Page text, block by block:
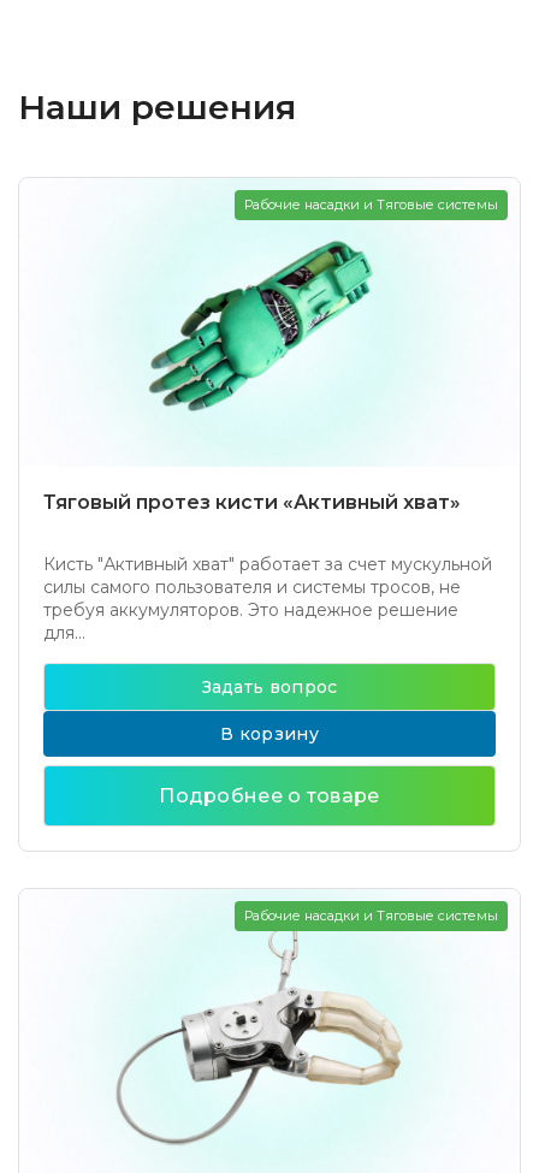
Наши решения
Тяговый протез кисти «Активный хват»
Кисть "Активный хват" работает за счет мускульной
силы самого пользователя и системы тросов, не
требуя аккумуляторов. Это надежное решение
для...
Рабочие насадки и Тяговые системы
Задать вопрос
В корзину
Подробнее о товаре
Рабочие насадки и Тяговые системы